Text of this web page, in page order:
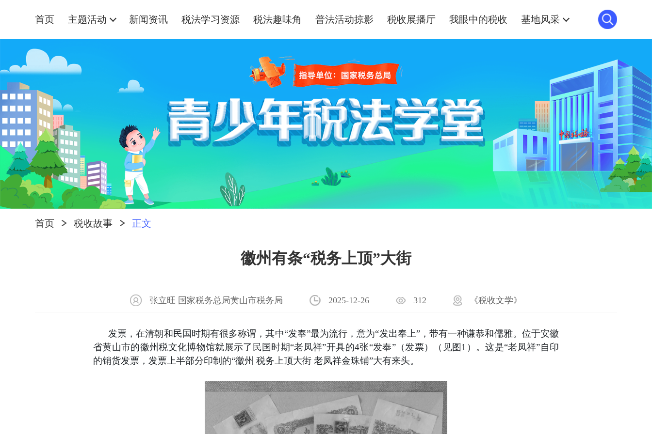
首页 主题活动 新闻资讯 税法学习资源 税法趣味角 普法活动掠影 税收展播厅 我眼中的税收 基地风采
首页 税收故事 正文
徽州有条“税务上顶”大街
张立旺 国家税务总局黄山市税务局 2025-12-26 312 《税收文学》
发票，在清朝和民国时期有很多称谓，其中“发奉”最为流行，意为“发出奉上”，带有一种谦恭和儒雅。位于安徽
省黄山市的徽州税文化博物馆就展示了民国时期“老凤祥”开具的4张“发奉”（发票）（见图1）。这是“老凤祥”自印
的销货发票，发票上半部分印制的“徽州 税务上顶大街 老凤祥金珠铺”大有来头。